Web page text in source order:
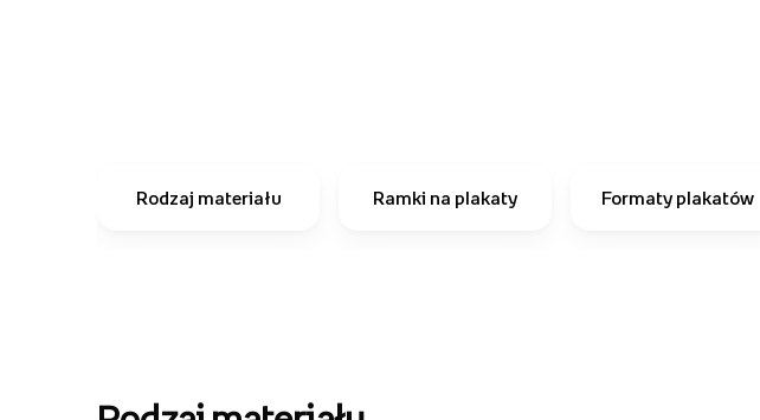
Rodzaj materiału Ramki na plakaty Formaty plakatów